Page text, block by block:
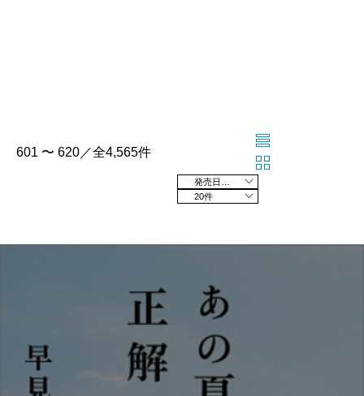
601 〜 620／全4,565件
20件